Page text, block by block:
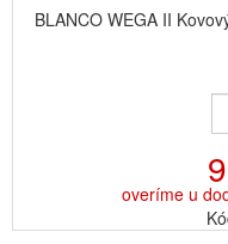
BLANCO WEGA II
overíme u